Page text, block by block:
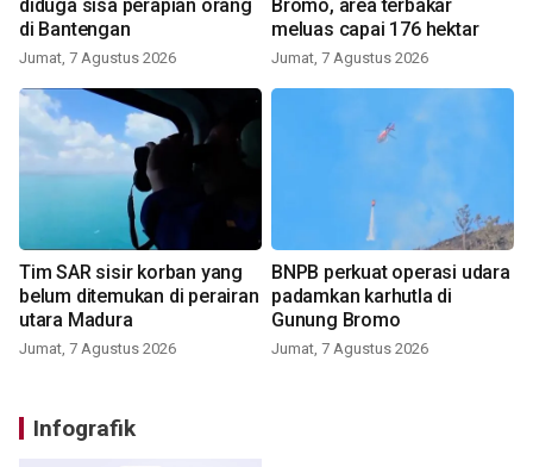
diduga sisa perapian orang
di Bantengan
Jumat, 7 Agustus 2026
Bromo, area terbakar
meluas capai 176 hektar
Jumat, 7 Agustus 2026
Tim SAR sisir korban yang
belum ditemukan di perairan
utara Madura
Jumat, 7 Agustus 2026
BNPB perkuat operasi udara
padamkan karhutla di
Gunung Bromo
Jumat, 7 Agustus 2026
Infografik